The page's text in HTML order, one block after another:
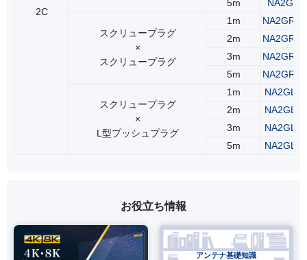
2C
5m
スクリュープラグ
×
スクリュープラグ
1m
2m
3m
5m
スクリュープラグ
×
L型プッシュプラグ
1m
2m
3m
5m
お役立ち情報
アンテナ基礎知識